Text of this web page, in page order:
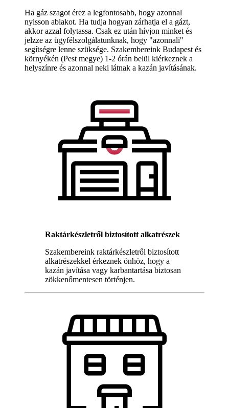
Ha gáz szagot érez a legfontosabb, hogy azonnal
nyisson ablakot. Ha tudja hogyan zárhatja el a gázt,
akkor azzal folytassa. Csak ez után hívjon minket és
jelzze az ügyfélszolgálatunknak, hogy "azonnali"
segítségre lenne szüksége. Szakembereink Budapest és
környékén (Pest megye) 1-2 órán belül kiérkeznek a
helyszínre és azonnal neki látnak a kazán javításának.
Raktárkészletről biztosított alkatrészek
Szakembereink raktárkészletről biztosított
alkatrészekkel érkeznek önhöz, hogy a
kazán javítása vagy karbantartása biztosan
zökkenőmentesen történjen.